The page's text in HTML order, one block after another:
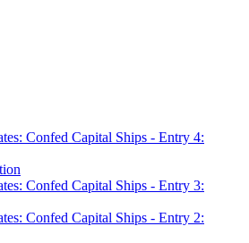
Confed Capital Ships - Entry 4:
Confed Capital Ships - Entry 3:
Confed Capital Ships - Entry 2: